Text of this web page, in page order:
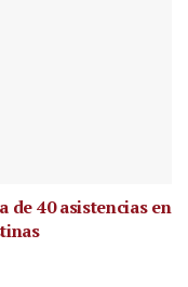
de 40 asistencias en